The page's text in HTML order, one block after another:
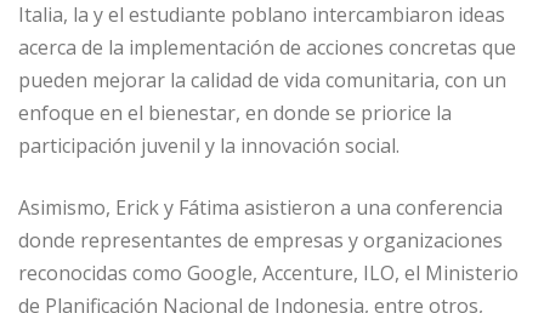
Italia, la y el estudiante poblano intercambiaron ideas
acerca de la implementación de acciones concretas que
pueden mejorar la calidad de vida comunitaria, con un
enfoque en el bienestar, en donde se priorice la
participación juvenil y la innovación social.
Asimismo, Erick y Fátima asistieron a una conferencia
donde representantes de empresas y organizaciones
reconocidas como Google, Accenture, ILO, el Ministerio
de Planificación Nacional de Indonesia, entre otros,